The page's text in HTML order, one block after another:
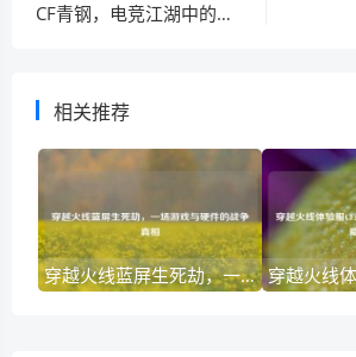
CF青钢，电竞江湖中的锋芒与哲学
相关推荐
穿越火线蓝屏生死劫，一场游戏与硬件的战争真相